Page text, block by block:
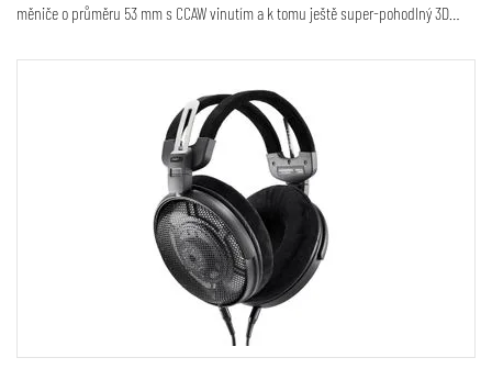
měniče o průměru 53 mm s CCAW vinutím a k tomu ještě super-pohodlný 3D…